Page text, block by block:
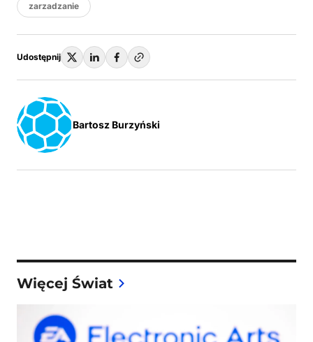
zarzadzanie
Udostępnij
Bartosz Burzyński
Więcej Świat